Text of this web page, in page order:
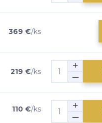
369 €/ks
219 €/ks
110 €/ks